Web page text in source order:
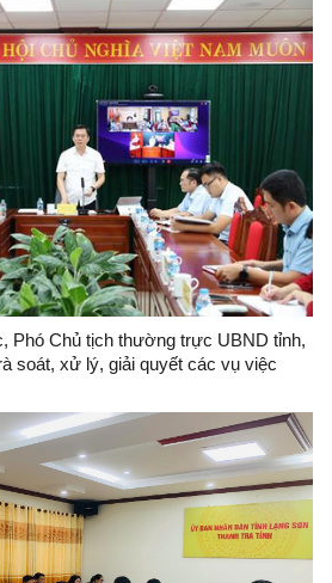
Phó Chủ tịch thường trực UBND tỉnh,
soát, xử lý, giải quyết các vụ việc
đối thoại với bà Nông Thị Hoà.